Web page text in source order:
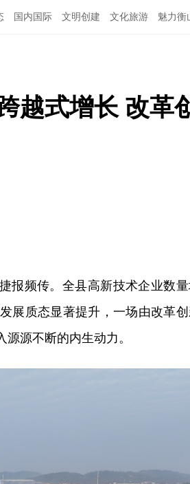
国内国际 文明创建 文化旅游 魅力衡
越式增长 改革
报频传。全县高新技术企业数
展质态显著提升，一场由改革
源不断的内生动力。